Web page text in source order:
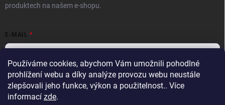
Používáme cookies, abychom Vám umožnili pohodlné
prohlížení webu a díky analýze provozu webu neustále
zlepšovali jeho funkce, výkon a použitelnost.. Více
informací zde.
produktech na našem e-shopu.
E-MAIL
Vložením e-mailu souhlasíte spodmínkami ochrany osobních údajů
Přihlásit se